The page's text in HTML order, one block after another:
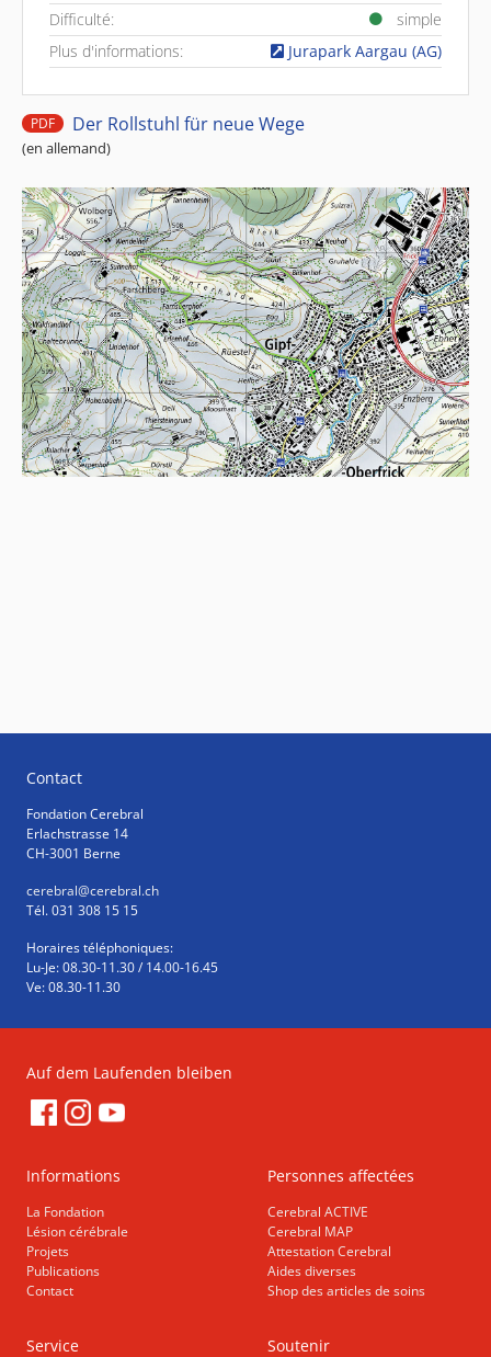
Difficulté:
simple
Plus d'informations:
Jurapark Aargau (AG)
PDF Der Rollstuhl für neue Wege
(en allemand)
Contact
Fondation Cerebral
Erlachstrasse 14
CH-3001 Berne
cerebral@cerebral.ch
Tél. 031 308 15 15
Horaires téléphoniques:
Lu-Je: 08.30-11.30 / 14.00-16.45
Ve: 08.30-11.30
Auf dem Laufenden bleiben
Informations
La Fondation
Lésion cérébrale
Projets
Publications
Contact
Personnes affectées
Cerebral ACTIVE
Cerebral MAP
Attestation Cerebral
Aides diverses
Shop des articles de soins
Service Soutenir